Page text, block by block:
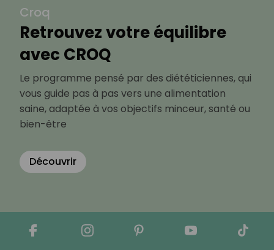
Croq
Retrouvez votre équilibre
avec CROQ
Le programme pensé par des diététiciennes, qui
vous guide pas à pas vers une alimentation
saine, adaptée à vos objectifs minceur, santé ou
bien-être
Découvrir